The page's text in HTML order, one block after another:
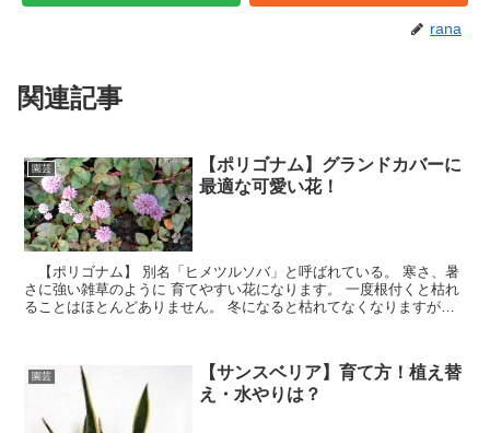
rana
関連記事
園芸
【ポリゴナム】グランドカバーに
最適な可愛い花！
【ポリゴナム】 別名「ヒメツルソバ」と呼ばれている。 寒さ、暑
さに強い雑草のように 育てやすい花になります。 一度根付くと枯れ
ることはほとんどありません。 冬になると枯れてなくなりますが、
園芸
【サンスベリア】育て方！植え替
え・水やりは？